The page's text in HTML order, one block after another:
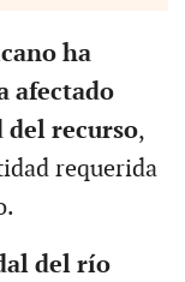
ha
afectado
recurso,
requerida
del río